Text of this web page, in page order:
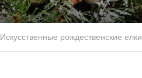
Искусственные рождественские елки